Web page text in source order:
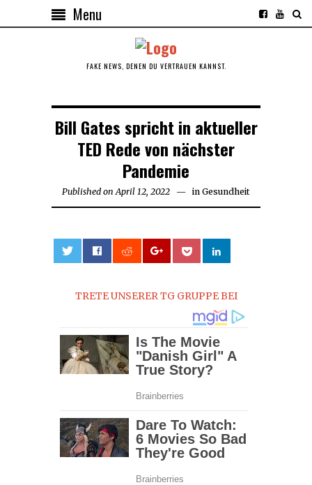
Menu
FAKE NEWS, DENEN DU VERTRAUEN KANNST.
Bill Gates spricht in aktueller
TED Rede von nächster
Pandemie
Published on April 12, 2022 April in Gesundheit
TRETE UNSERER TG GRUPPE BEI